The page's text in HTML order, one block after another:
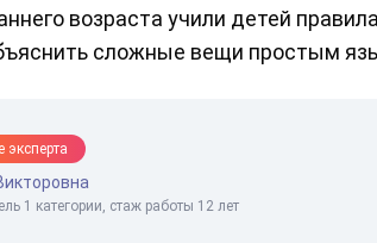
возраста учили детей
сложные вещи простым
эксперта
1 категории, стаж работы 12 лет